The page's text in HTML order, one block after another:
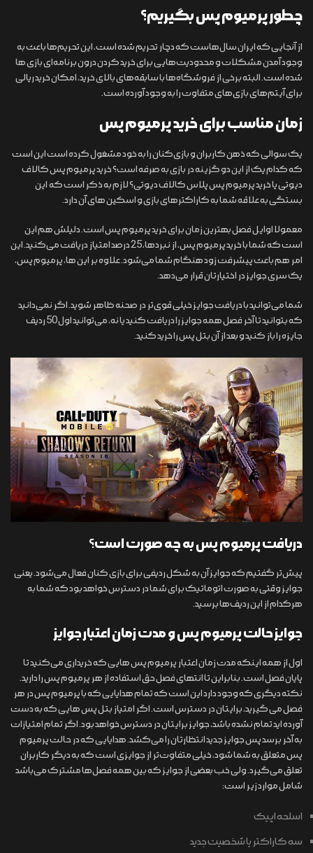
چطور پرمیوم پس بگیریم؟
از آنجایی که ایران سال‌هاست که دچار تحریم شده است، این تحریم‌ها باعث به
وجود آمدن مشکلات و محدودیت‌هایی برای خرید کردن درون برنامه‌ای بازی ها
شده است. البته برخی از فروشگاه‌ها با سابقه‌های بالای خرید، امکان خرید ریالی
برای آیتم‌های بازی‌های متفاوت را به وجود آورده است.
زمان مناسب برای خرید پرمیوم پس
یک سوالی که ذهن کاربران و بازی‌کنان را به خود مشغول کرده است این است
که کدام یک از این دو گزینه در بازی به صرفه است؟ خرید پرمیوم پس کالاف
دیوتی یا خرید پرمیوم پس پلاس کالاف دیوتی؟ لازم به ذکر است که این
بستگی به علاقه شما به کاراکترهای بازی و اسکین های آن دارد.
معمولا اوایل فصل بهترین زمان برای خرید پرمیوم پس است. دلیلش هم این
است که شما با خرید پرمیوم پس، از نبردها، 25 درصد امتیاز دریافت می‌کنید. این
امر هم باعث پیشرفت زود هنگام شما می‌شود. علاوه بر این ها، پرمیوم پس،
یک سری جوایز در اختیارتان قرار می‌دهد.
شما می‌توانید با دریافت جوایز خیلی قوی‌تر در صحنه ظاهر شوید. اگر نمی‌دانید
که بتوانید تا آخر فصل همه جوایز را دریافت کنید یا نه، می‌توانید اول 50 ردیف
جایزه را باز کنید و بعد از آن بتل پس را خرید کنید.
دریافت پرمیوم پس به چه صورت است؟
پیش‌تر گفتیم که جوایز آن به شکل ردیفی برای بازی کنان فعال می‌شود. یعنی
جوایز وقتی به صورت اتوماتیک برای شما در دسترس خواهد بود که شما به
هرکدام از این ردیف‌ها برسید.
جوایز حالت پرمیوم پس و مدت زمان اعتبار جوایز
اول از همه اینکه مدت زمان اعتبار پرمیوم پس هایی که خریداری می‌کنید تا
پایان فصل است. بنابراین تا انتهای فصل حق استفاده از هر پرمیوم پس را دارید.
نکته دیگری که وجود دارد این است که تمام هدایایی که با پرمیوم پس در هر
فصل می گیرید، برایتان در دسترس است. اگر امتیاز بتل پس هایی که به دست
آورده اید تمام نشده باشد، جوایز برایتان در دسترس خواهد بود. اگر تمام امتیازات
به آخر برسد پس جوایز جدید انتظارتان را می‌کشد. هدایایی که در حالت پرمیوم
پس متعلق به شما شود، خیلی متفاوت‌تر از جوایزی است که به دیگر کاربران
تعلق می‌گیرد. ولی خب بعضی از جوایز که بین همه فصل‌ها مشترک می‌باشد
شامل موارد زیر است:
اسلحه اپیک
سه کاراکتر یا شخصیت جدید